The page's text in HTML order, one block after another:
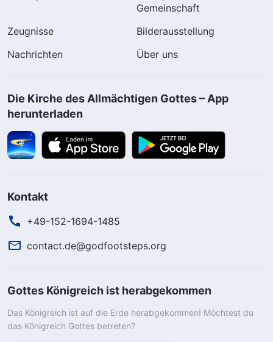
Gemeinschaft
Zeugnisse
Bilderausstellung
Nachrichten
Über uns
Die Kirche des Allmächtigen Gottes – App
herunterladen
Kontakt
+49-152-1694-1485
contact.de@godfootsteps.org
Gottes Königreich ist herabgekommen
Das Königreich ist auf die Erde herabgekommen! Möchtest du
das Königreich Gottes betreten?